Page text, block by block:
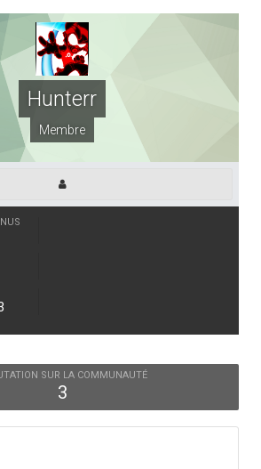
Hunterr
Membre
SUR LA COMMUNAUTÉ
3